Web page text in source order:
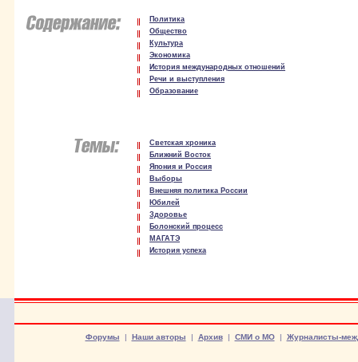
Политика
Общество
Культура
Экономика
История международных отношений
Речи и выступления
Образование
Светская хроника
Ближний Восток
Япония и Россия
Выборы
Внешняя политика России
Юбилей
Здоровье
Болонский процесс
МАГАТЭ
История успеха
Форумы | Наши авторы | Архив| СМИ о МО| Журналисты-